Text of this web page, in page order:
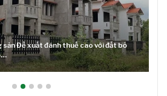
Đề xuất đánh thuế cao với đất bỏ